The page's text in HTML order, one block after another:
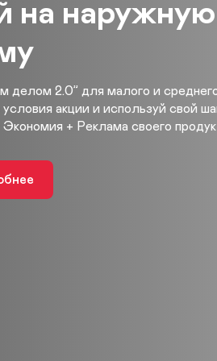
на наружную
делом 2.0” для малого и
акции и используй свой
+ Реклама своего
бизнесе на билборде,
и самолетах.
рекламу на 4000+